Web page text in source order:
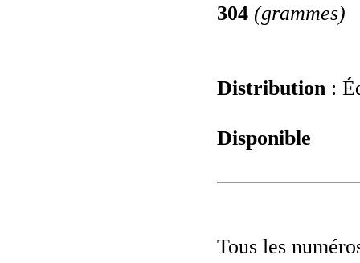
304 (grammes)
Distribution :
Disponible
Tous les